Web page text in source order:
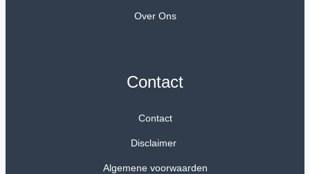
Over Ons
Contact
Contact
Disclaimer
Algemene voorwaarden